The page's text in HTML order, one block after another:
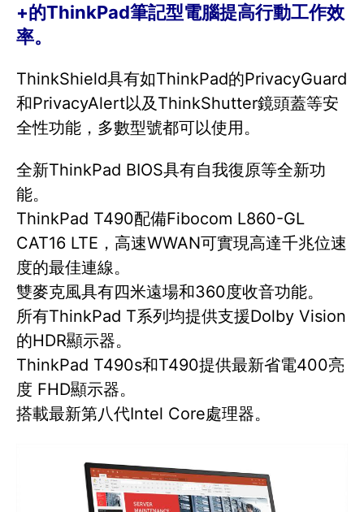
+的ThinkPad筆記型電腦提高行動工作效
率。
ThinkShield具有如ThinkPad的PrivacyGuard
和PrivacyAlert以及ThinkShutter鏡頭蓋等安
全性功能，多數型號都可以使用。
全新ThinkPad BIOS具有自我復原等全新功
能。
ThinkPad T490配備Fibocom L860-GL
CAT16 LTE，高速WWAN可實現高達千兆位速
度的最佳連線。
雙麥克風具有四米遠場和360度收音功能。
所有ThinkPad T系列均提供支援Dolby Vision
的HDR顯示器。
ThinkPad T490s和T490提供最新省電400亮
度 FHD顯示器。
搭載最新第八代Intel Core處理器。